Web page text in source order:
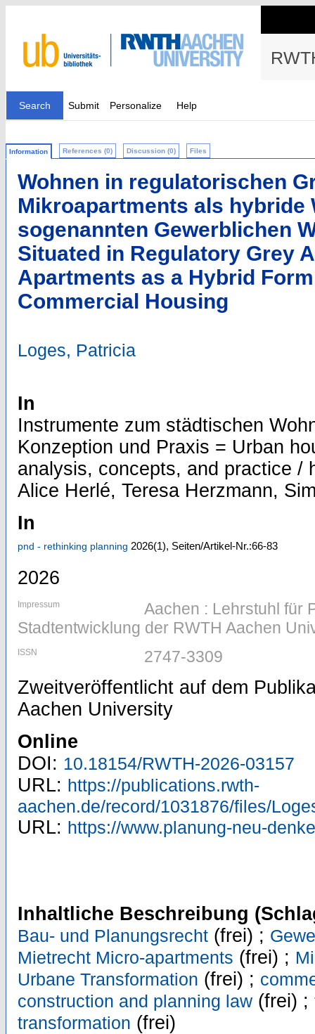
Search Submit Personalize Help
Information References (0) Discussion (0) Files
Wohnen in regulatorischen
Mikroapartments als hybride
sogenannten Gewerblichen
Situated in Regulatory Grey
Apartments as a Hybrid
Commercial Housing
Loges, Patricia
In
Instrumente zum städtischen
Konzeption und Praxis = Urban
analysis, concepts, and practice /
Alice Herlé, Teresa Herzmann,
In
pnd - rethinking planning 2026(1), Seiten/Artikel-Nr.:66-83
2026
Impressum
Aachen : Lehrstuhl für
Stadtentwicklung der RWTH Aachen
ISSN 2747-3309
Zweitveröffentlicht auf dem
Aachen University
Online
DOI: 10.18154/RWTH-2026-03157
URL: https://publications.rwth-
aachen.de/record/1031876/files/
URL: https://www.planung-neu-
Inhaltliche Beschreibung
Bau- und Planungsrecht (frei) ;
Mietrecht Micro-apartments (frei) ;
Urbane Transformation (frei) ;
construction and planning law (frei) ;
transformation (frei)